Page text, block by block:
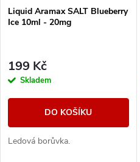
Liquid Aramax SALT Blueberry
Ice 10ml - 20mg
199 Kč
Skladem
DO KOŠÍKU
Ledová borůvka.